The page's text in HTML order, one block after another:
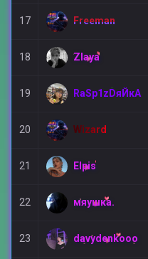
17 Freeman
18 Zlaya
19 RaSp1zDяЙкА
20 Wizard
21 Elpis
22 мяушка.
23 davydenkooo